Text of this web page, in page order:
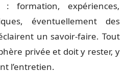
: formation, expériences,
éventuellement des
un savoir-faire. Tout
privée et doit y rester, y
l’entretien.